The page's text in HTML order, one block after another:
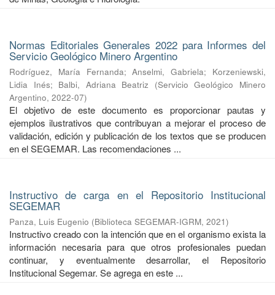
Normas Editoriales Generales 2022 para Informes del
Servicio Geológico Minero Argentino
Rodríguez, María Fernanda;Anselmi, Gabriela; Korzeniewski,
Lidia Inés; Balbi, Adriana Beatriz (Servicio Geológico Minero
Argentino, 2022-07)
El objetivo de este documento es proporcionar pautas y
ejemplos ilustrativos que contribuyan a mejorar el proceso de
validación, edición y publicación de los textos que se producen
en el SEGEMAR. Las recomendaciones ...
Instructivo de carga en el Repositorio Institucional
SEGEMAR
Panza, Luis Eugenio (Biblioteca SEGEMAR-IGRM, 2021)
Instructivo creado con la intención que en el organismo exista la
información necesaria para que otros profesionales puedan
continuar, y eventualmente desarrollar, el Repositorio
Institucional Segemar. Se agrega en este ...